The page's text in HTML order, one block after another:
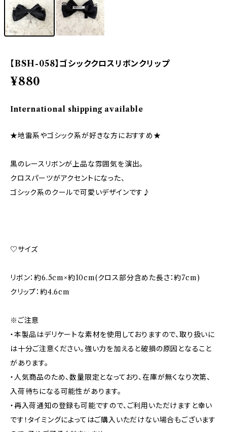
【BSH-058】ゴシッククロスリボンクリップ
¥880
International shipping available
★地雷系やゴシック系が好きな方におすすめ★
黒のレースリボンが上品な雰囲気を演出。
クロスパーツがアクセントになった、
ゴシック系のクールで可愛いデザインです♪
♡サイズ
リボン：約6.5cm×約10cm(クロス部分含めた長さ：約7cm)
クリップ：約4.6cm
※ご注意
・本製品はデリケートな素材を使用しておりますので、取り扱いに
は十分ご注意ください。強い力を加えると破損の原因となること
があります。
・人気商品のため、数量限定となっており、在庫が無くなり次第、
入荷待ちになる可能性があります。
・再入荷通知の登録も可能ですので、ご利用いただけますと幸い
です！タイミングによってはご購入いただけない場合もございます